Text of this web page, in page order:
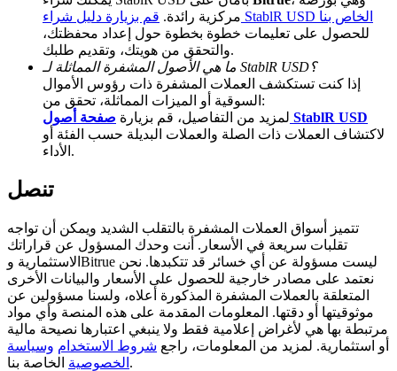
BTC Welcome Rewards
Deposit & Trade BTC to Share 25000 USDT prize pool!
Share 500000 CASHCAT prize pool
Exclusive for BitMart Users
Register & Trade to Win 500,000 USDT
مركزية رائدة.
قم بزيارة دليل شراء StablR USD الخاص بنا
للحصول على تعليمات خطوة بخطوة حول إعداد محفظتك،
والتحقق من هويتك، وتقديم طلبك.
ما هي الأصول المشفرة المماثلة لـ StablR USD؟
إذا كنت تستكشف العملات المشفرة ذات رؤوس الأموال
السوقية أو الميزات المماثلة، تحقق من:
لمزيد من التفاصيل، قم بزيارة صفحة أصول StablR USD
لاكتشاف العملات ذات الصلة والعملات البديلة حسب الفئة أو
الأداء.
تنصل
تتميز أسواق العملات المشفرة بالتقلب الشديد ويمكن أن تواجه
تقلبات سريعة في الأسعار. أنت وحدك المسؤول عن قراراتك
الاستثمارية وBitrue ليست مسؤولة عن أي خسائر قد تتكبدها. نحن
نعتمد على مصادر خارجية للحصول على الأسعار والبيانات الأخرى
المتعلقة بالعملات المشفرة المذكورة أعلاه، ولسنا مسؤولين عن
موثوقيتها أو دقتها. المعلومات المقدمة على هذه المنصة وأي مواد
مرتبطة بها هي لأغراض إعلامية فقط ولا ينبغي اعتبارها نصيحة مالية
أو استثمارية. لمزيد من المعلومات، راجع شروط الاستخدام وسياسة
الخصوصية الخاصة بنا.